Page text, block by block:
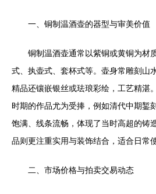
一、铜制温酒壶的器型与审美价值
铜制温酒壶通常以紫铜或黄铜为材
式、执壶式、套杯式等。壶身常雕刻山
精品还镶嵌银丝或珐琅彩绘，工艺精湛
时期的作品尤为受捧，例如清代中期錾
饱满、线条流畅，体现了当时高超的铸
品则更注重实用与装饰结合，适合日常
二、市场价格与拍卖交易动态